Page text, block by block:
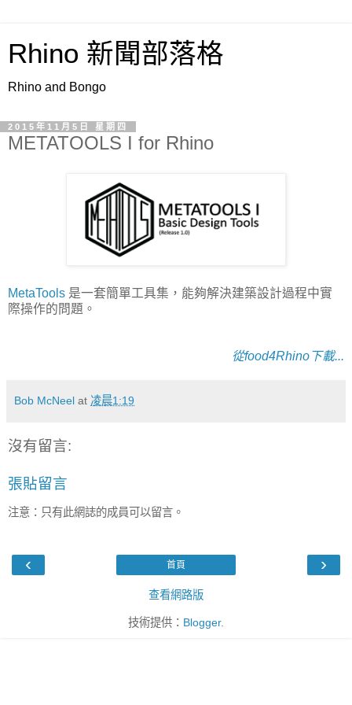
Rhino 新聞部落格
Rhino and Bongo
2015年11月5日 星期四
METATOOLS I for Rhino
MetaTools 是一套簡單工具集，能夠解決建築設計過程中實
際操作的問題。
從food4Rhino下載...
Bob McNeel at 凌晨1:19
沒有留言:
張貼留言
注意：只有此網誌的成員可以留言。
‹ ›
首頁
查看網路版
技術提供： Blogger.